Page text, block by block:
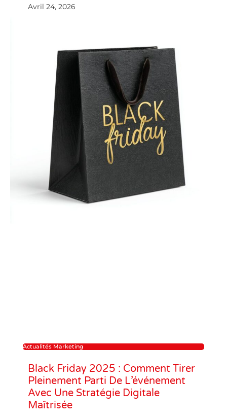
Avril 24, 2026
Actualités Marketing
Black Friday 2025 : Comment Tirer
Pleinement Parti De L’événement
Avec Une Stratégie Digitale
Maîtrisée